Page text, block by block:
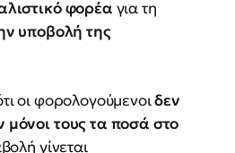
φορέα για τη
υποβολή της
οι φορολογούμενοιδεν
τους τα ποσά στο
γίνεται